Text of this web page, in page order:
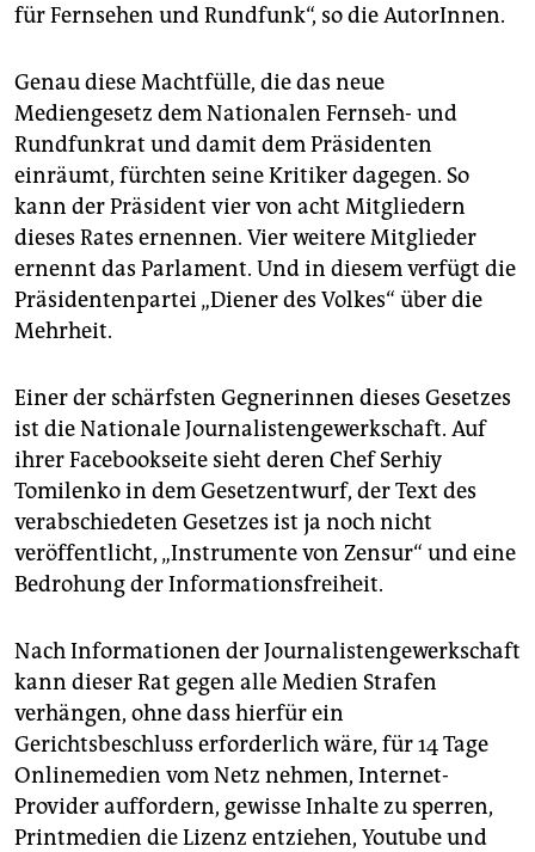
für Fernsehen und Rundfunk“, so die AutorInnen.
Genau diese Machtfülle, die das neue
Mediengesetz dem Nationalen Fernseh- und
Rundfunkrat und damit dem Präsidenten
einräumt, fürchten seine Kritiker dagegen. So
kann der Präsident vier von acht Mitgliedern
dieses Rates ernennen. Vier weitere Mitglieder
ernennt das Parlament. Und in diesem verfügt die
Präsidentenpartei „Diener des Volkes“ über die
Mehrheit.
Einer der schärfsten Gegnerinnen dieses Gesetzes
ist die Nationale Journalistengewerkschaft. Auf
ihrer Facebookseite sieht deren Chef Serhiy
Tomilenko in dem Gesetzentwurf, der Text des
verabschiedeten Gesetzes ist ja noch nicht
veröffentlicht, „Instrumente von Zensur“ und eine
Bedrohung der Informationsfreiheit.
Nach Informationen der Journalistengewerkschaft
kann dieser Rat gegen alle Medien Strafen
verhängen, ohne dass hierfür ein
Gerichtsbeschluss erforderlich wäre, für 14 Tage
Onlinemedien vom Netz nehmen, Internet-
Provider auffordern, gewisse Inhalte zu sperren,
Printmedien die Lizenz entziehen, Youtube und